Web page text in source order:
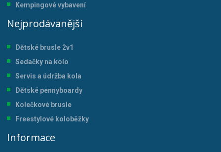
Kempingové vybavení
Nejprodávanější
Dětské brusle 2v1
Sedačky na kolo
Servis a údržba kola
Dětské pennyboardy
Kolečkové brusle
Freestylové koloběžky
Informace